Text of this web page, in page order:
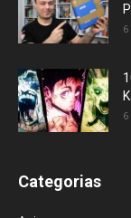
Categorias